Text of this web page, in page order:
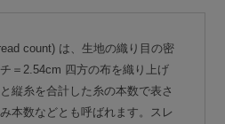
count) は、生地の織り目の密
＝2.54cm 四方の布を織り上げ
縦糸を合計した糸の本数で表さ
本数などとも呼ばれます。スレ